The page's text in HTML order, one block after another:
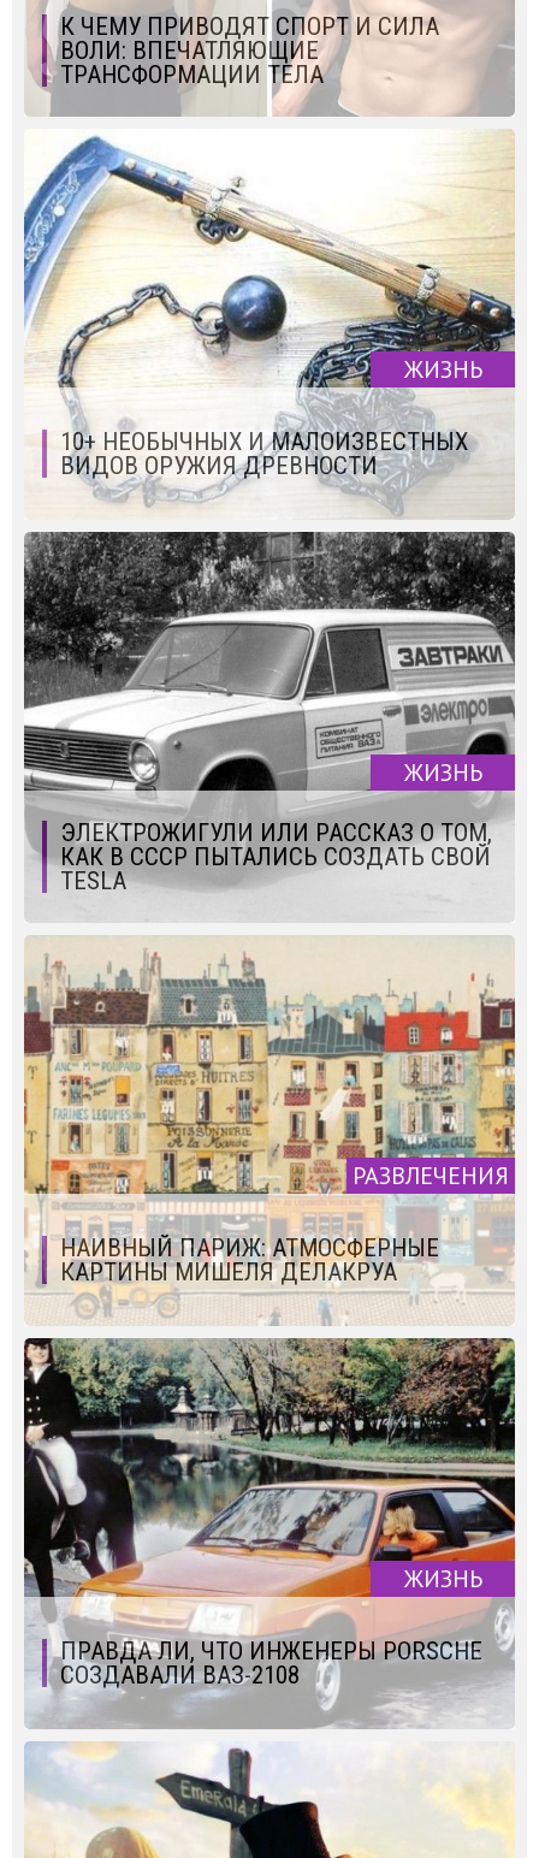
К ЧЕМУ ПРИВОДЯТ СПОРТ И СИЛА
ВОЛИ: ВПЕЧАТЛЯЮЩИЕ
ТРАНСФОРМАЦИИ ТЕЛА
ЖИЗНЬ
10+ НЕОБЫЧНЫХ И МАЛОИЗВЕСТНЫХ
ВИДОВ ОРУЖИЯ ДРЕВНОСТИ
ЖИЗНЬ
ЭЛЕКТРОЖИГУЛИ ИЛИ РАССКАЗ О ТОМ,
КАК В СССР ПЫТАЛИСЬ СОЗДАТЬ СВОЙ
TESLA
РАЗВЛЕЧЕНИЯ
НАИВНЫЙ ПАРИЖ: АТМОСФЕРНЫЕ
КАРТИНЫ МИШЕЛЯ ДЕЛАКРУА
ЖИЗНЬ
ПРАВДА ЛИ, ЧТО ИНЖЕНЕРЫ PORSCHE
СОЗДАВАЛИ ВАЗ-2108